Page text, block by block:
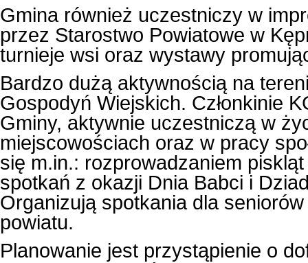
Gmina również uczestniczy w
przez Starostwo Powiatowe w
turnieje wsi oraz wystawy
Bardzo dużą aktywnością na
Gospodyń Wiejskich. Członkinie
Gminy, aktywnie uczestniczą w
miejscowościach oraz w pracy
się m.in.: rozprowadzaniem
spotkań z okazji Dnia Babci i
Organizują spotkania dla
powiatu.
Planowanie jest przystąpienie o